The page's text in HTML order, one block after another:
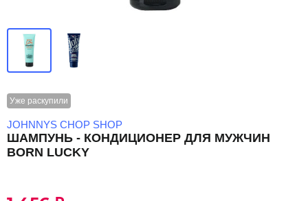
Уже раскупили
JOHNNYS CHOP SHOP
ШАМПУНЬ - КОНДИЦИОНЕР ДЛЯ МУЖЧИН
BORN LUCKY